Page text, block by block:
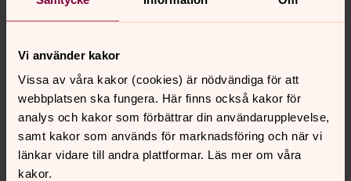
Vi använder kakor
Vissa av våra kakor (cookies) är nödvändiga för att
webbplatsen ska fungera. Här finns också kakor för
analys och kakor som förbättrar din användarupplevelse,
samt kakor som används för marknadsföring och när vi
länkar vidare till andra plattformar. Läs mer om våra
kakor.
Johanssons Maskin
Bäckströms
OK Västerbotten
Berthas Bod
ICA Robertsfors
ICA Bygdeå